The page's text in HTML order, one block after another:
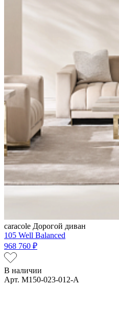
caracole Дорогой диван
105 Well Balanced
968 760 ₽
В наличии
Арт. M150-023-012-A